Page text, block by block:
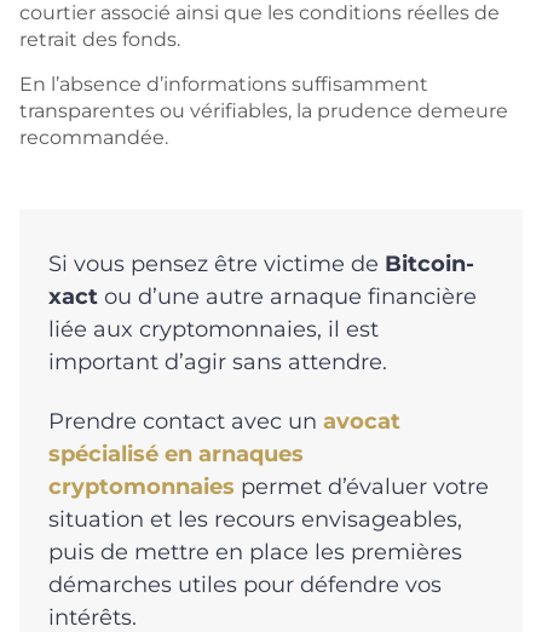
courtier associé ainsi que les conditions réelles de
retrait des fonds.
En l’absence d’informations suffisamment
transparentes ou vérifiables, la prudence demeure
recommandée.
Si vous pensez être victime de Bitcoin-
xact ou d’une autre arnaque financière
liée aux cryptomonnaies, il est
important d’agir sans attendre.
Prendre contact avec un avocat
spécialisé en arnaques
cryptomonnaies permet d’évaluer votre
situation et les recours envisageables,
puis de mettre en place les premières
démarches utiles pour défendre vos
intérêts.